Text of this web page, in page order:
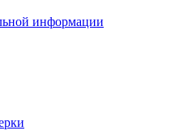
информации